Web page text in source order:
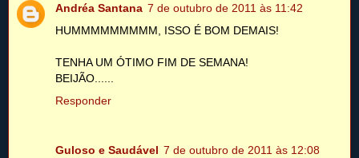
Andréa Santana 7 de outubro de 2011 às 11:42
HUMMMMMMMMM, ISSO É BOM DEMAIS!
TENHA UM ÓTIMO FIM DE SEMANA!
BEIJÃO......
Responder
Guloso e Saudável 7 de outubro de 2011 às 12:08